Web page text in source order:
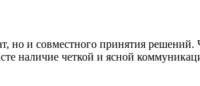
но и совместного принятия
наличие четкой и ясной